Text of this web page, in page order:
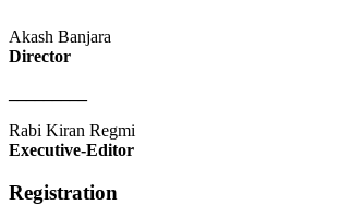
Akash Banjara
Director
Rabi Kiran Regmi
Executive-Editor
Registration